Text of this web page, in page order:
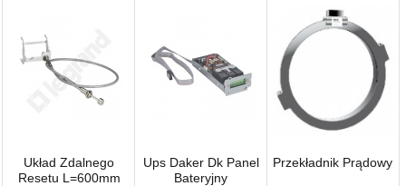
Układ Zdalnego
Resetu L=600mm
Ups Daker Dk Panel
Bateryjny
Przekładnik Prądowy